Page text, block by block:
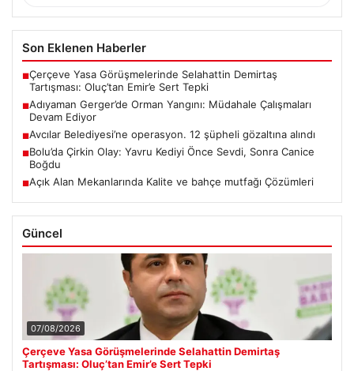
Son Eklenen Haberler
■Çerçeve Yasa Görüşmelerinde Selahattin Demirtaş
Tartışması: Oluç’tan Emir’e Sert Tepki
■Adıyaman Gerger’de Orman Yangını: Müdahale Çalışmaları
Devam Ediyor
■Avcılar Belediyesi’ne operasyon. 12 şüpheli gözaltına alındı
■Bolu’da Çirkin Olay: Yavru Kediyi Önce Sevdi, Sonra Canice
Boğdu
■Açık Alan Mekanlarında Kalite ve bahçe mutfağı Çözümleri
Güncel
07/08/2026
Çerçeve Yasa Görüşmelerinde Selahattin Demirtaş
Tartışması: Oluç’tan Emir’e Sert Tepki